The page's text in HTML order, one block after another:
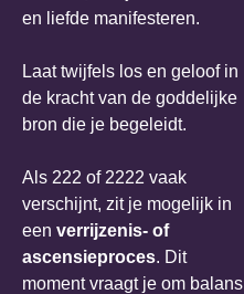
en liefde manifesteren.
Laat twijfels los en geloof in
de kracht van de goddelijke
bron die je begeleidt.
Als 222 of 2222 vaak
verschijnt, zit je mogelijk in
een verrijzenis- of
ascensieproces. Dit
moment vraagt je om balans